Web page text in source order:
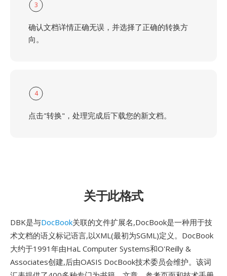
3
确认文档详情正确无误，并选择了正确的转换方
向。
4
点击"转换"，处理完成后下载您的新文档。
关于此格式
DBK是与DocBook关联的文件扩展名,DocBook是一种用于技
术文档的语义标记语言,以XML(最初为SGML)定义。DocBook
大约于1991年由HaL Computer Systems和O'Reilly &
Associates创建,后由OASIS DocBook技术委员会维护。该词